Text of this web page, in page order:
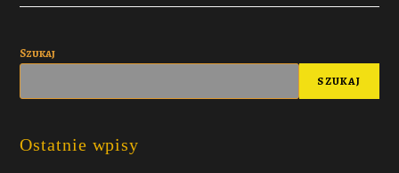
Szukaj
SZUKAJ
Ostatnie wpisy